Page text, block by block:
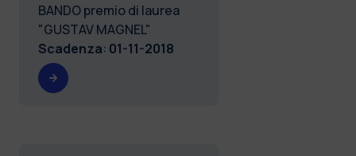
BANDO premio di laurea
"GUSTAV MAGNEL"
Scadenza: 01-11-2018